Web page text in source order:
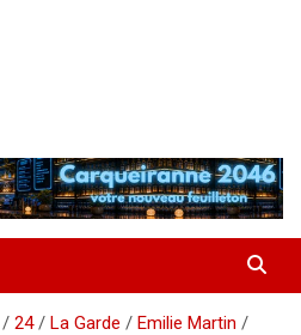
24 La Garde
Emilie Martin